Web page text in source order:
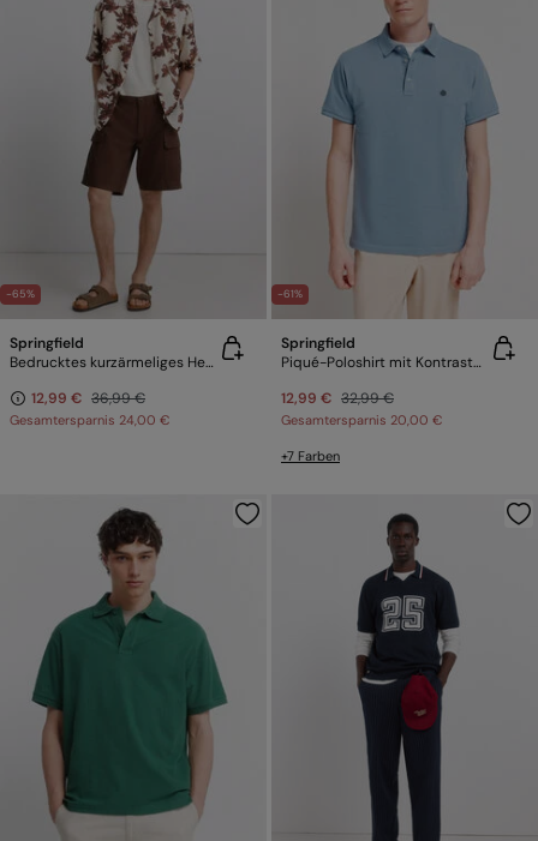
-65%
Springfield
Bedrucktes kurzärmeliges Hemd aus Viskose-Nylon
12,99 € 36,99 €
Gesamtersparnis 24,00 €
-61%
Springfield
Piqué-Poloshirt mit Kontrastbündchen Slim Fit
12,99 € 32,99 €
Gesamtersparnis 20,00 €
+7 Farben